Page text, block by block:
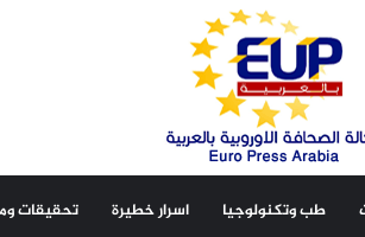
طب وتكنولوجيا اسرار خطيرة تحقيقات